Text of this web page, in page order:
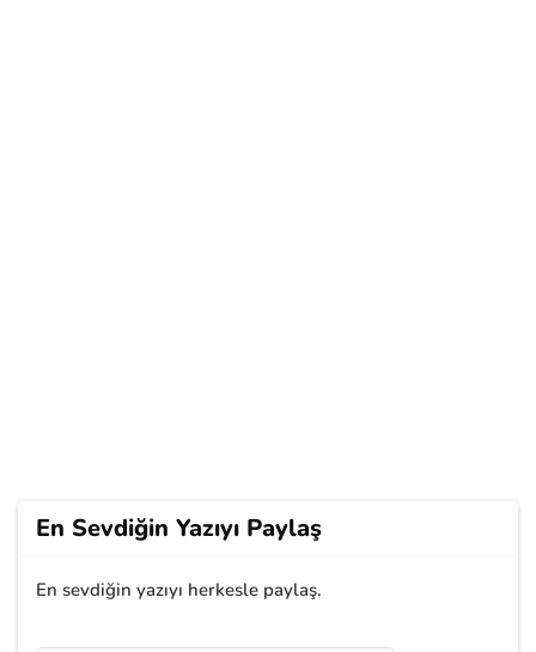
En Sevdiğin Yazıyı Paylaş
En sevdiğin yazıyı herkesle paylaş.